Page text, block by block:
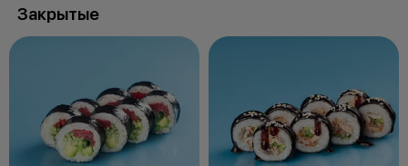
Закрытые